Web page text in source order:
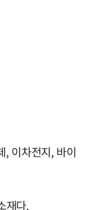
, 이차전지, 바이
재다.